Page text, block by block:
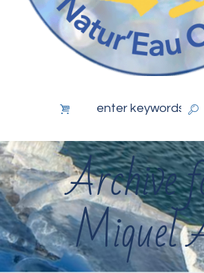
Archive
Miquel